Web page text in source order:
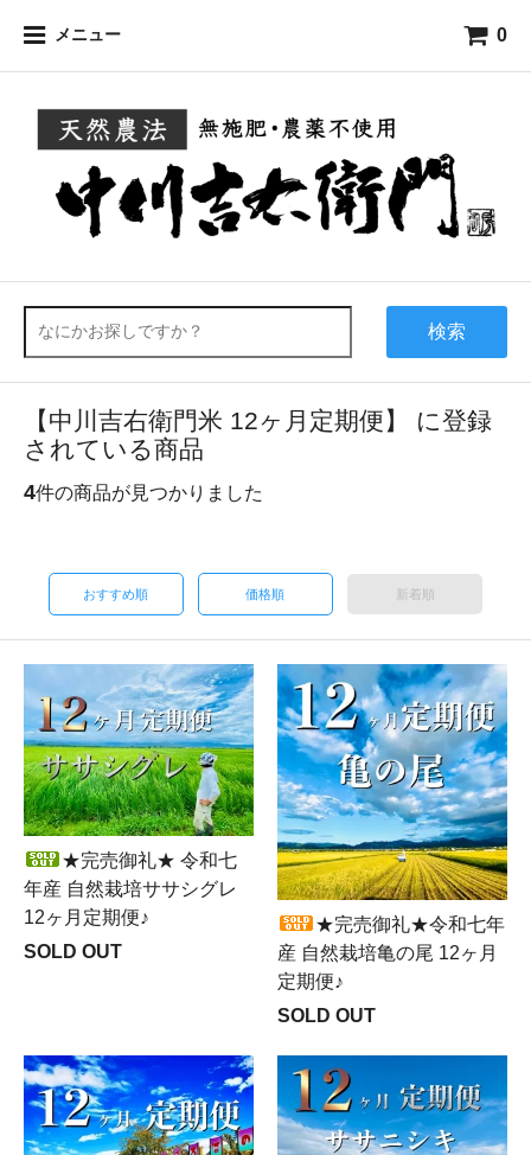
メニュー 0
検索
【中川吉右衛門米 12ヶ月定期便】 に登録
されている商品
4件の商品が見つかりました
おすすめ順 価格順 新着順
★完売御礼★ 令和七
年産 自然栽培ササシグレ
12ヶ月定期便♪
SOLD OUT
★完売御礼★令和七年
産 自然栽培亀の尾 12ヶ月
定期便♪
SOLD OUT